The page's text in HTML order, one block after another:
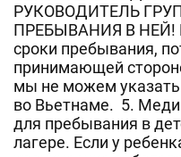
РУКОВОДИТЕЛЬ
ПРЕБЫВАНИЯ В НЕЙ!
сроки пребывания,
принимающей
мы не можем
во Вьетнаме. 5.
для пребывания в
лагере. Если у